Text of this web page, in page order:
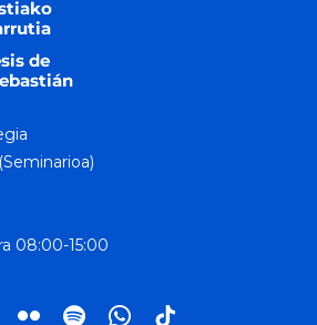
08:00-15:00
flickr spotifywhatsapp
tik